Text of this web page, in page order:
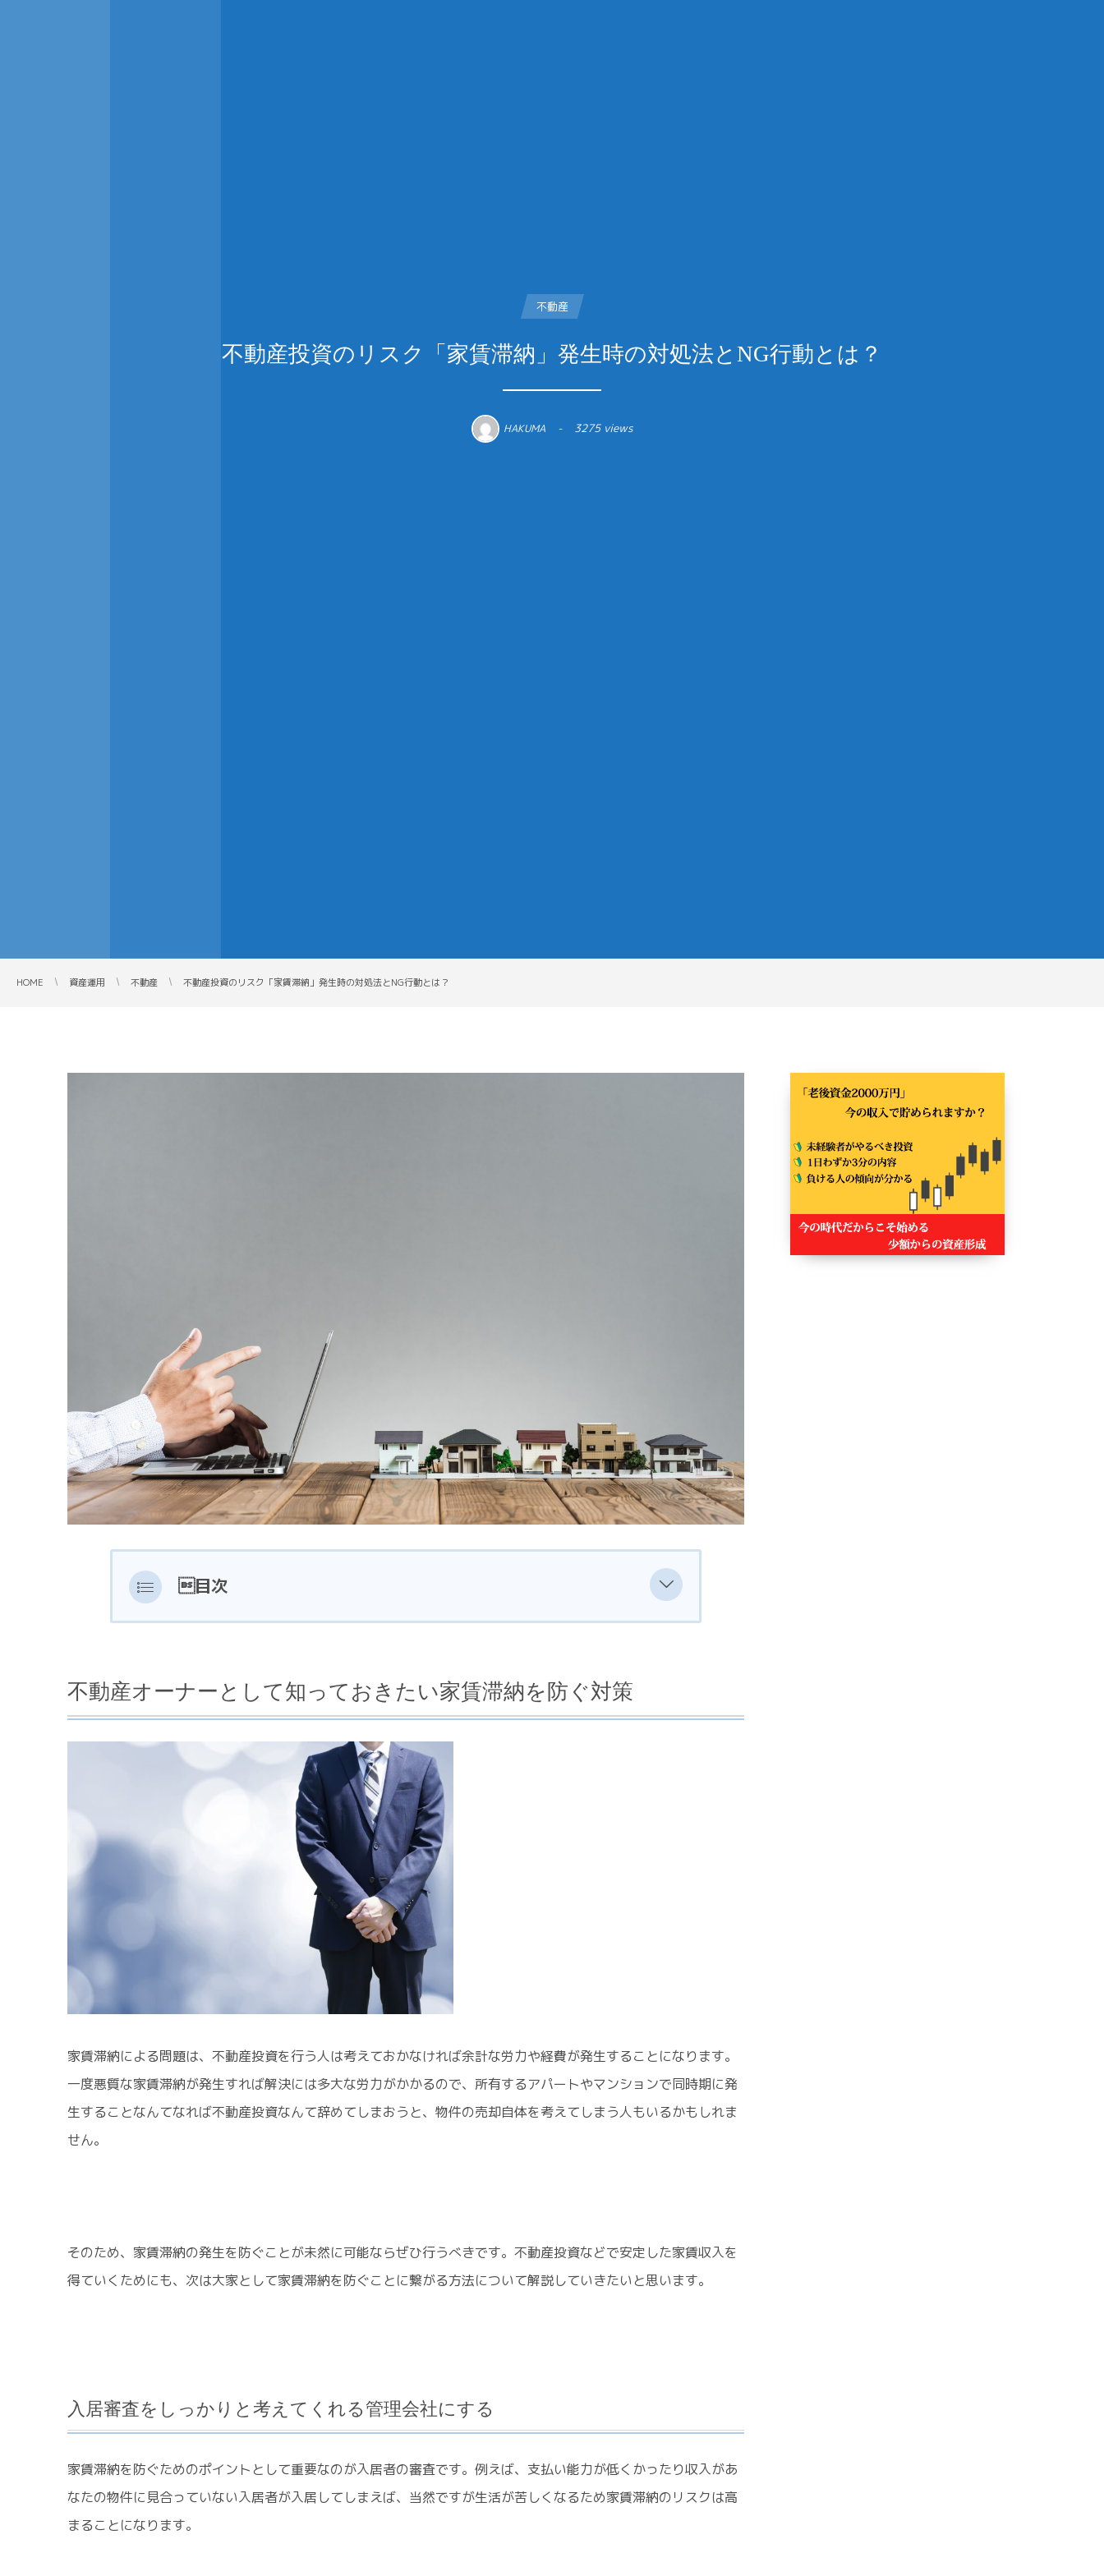
不動産
不動産投資のリスク「家賃滞納」発生時の対処法とNG行動とは？
HAKUMA 3275 views
HOME 資産運用 不動産 不動産投資のリスク「家賃滞納」発生時の対処法とNG行動とは？
目次
不動産オーナーとして知っておきたい家賃滞納を防ぐ対策
連帯保証人をつけてもらう
家賃保証会社への加入を必須にする
不動産オーナーとして知っておきたい家賃滞納を防ぐ対策
家賃滞納による問題は、不動産投資を行う人は考えておかなければ余計な労力や経費が発生することになります。
一度悪質な家賃滞納が発生すれば解決には多大な労力がかかるので、所有するアパートやマンションで同時期に発
生することなんてなれば不動産投資なんて辞めてしまおうと、物件の売却自体を考えてしまう人もいるかもしれま
せん。
そのため、家賃滞納の発生を防ぐことが未然に可能ならぜひ行うべきです。不動産投資などで安定した家賃収入を
得ていくためにも、次は大家として家賃滞納を防ぐことに繋がる方法について解説していきたいと思います。
入居審査をしっかりと考えてくれる管理会社にする
家賃滞納を防ぐためのポイントとして重要なのが入居者の審査です。例えば、支払い能力が低くかったり収入があ
なたの物件に見合っていない入居者が入居してしまえば、当然ですが生活が苦しくなるため家賃滞納のリスクは高
まることになります。